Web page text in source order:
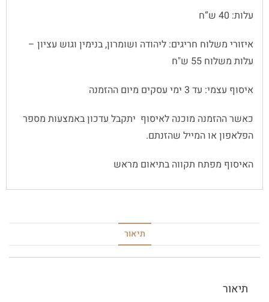
עלות: 40 ש”ח
איזורי משלוח חריגים: ליהודה ושומרון, בנימין וגוש עציון –
עלות משלוח 55 ש"ח
איסוף עצמי: עד 3 ימי עסקים מיום ההזמנה
כאשר ההזמנה מוכנה לאיסוף יתקבל עדכון באמצעות מספר
הפלאפון או המייל שהזנתם.
האיסוף מפתח תקווה בתיאום מראש
תיאור
תיאור